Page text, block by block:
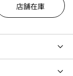
店舗在庫